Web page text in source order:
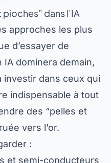
dans l’IA
approches les plus
d’essayer de
dominera demain,
dans ceux qui
indispensable à tout
des “pelles et
vers l’or.
:
et semi-conducteurs